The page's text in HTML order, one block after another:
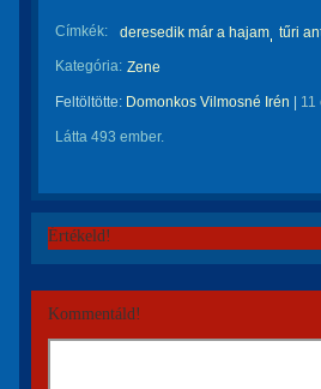
Címkék: deresedik már a hajam tűri
Kategória: Zene
Feltöltötte: Domonkos Vilmosné Irén 11
Látta 493 ember.
Értékeld!
Kommentáld!